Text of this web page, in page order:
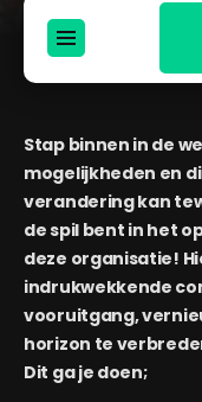
Stap binnen in de
mogelijkheden en
verandering kan
de spil bent in het
deze organisatie!
indrukwekkende
vooruitgang,
horizon te
Dit ga je doen;